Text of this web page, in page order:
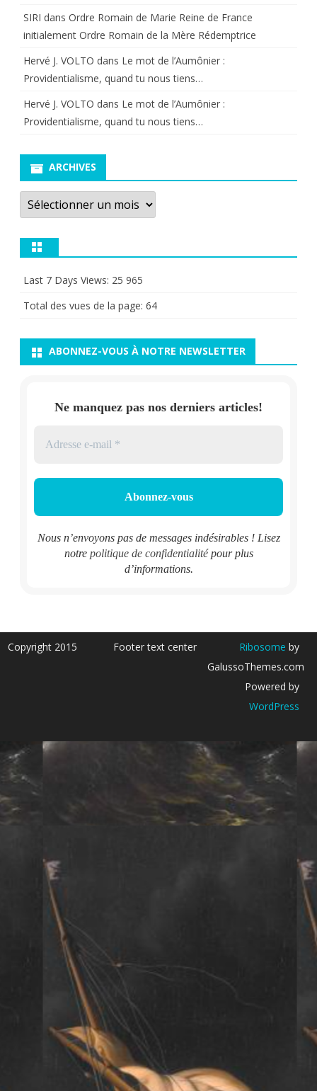
SIRI dans Ordre Romain de Marie Reine de France
initialement Ordre Romain de la Mère Rédemptrice
Hervé J. VOLTO dans Le mot de l’Aumônier :
Providentialisme, quand tu nous tiens…
Hervé J. VOLTO dans Le mot de l’Aumônier :
Providentialisme, quand tu nous tiens…
ARCHIVES
Archives
Last 7 Days Views: 25 965
Total des vues de la page: 64
ABONNEZ-VOUS À NOTRE NEWSLETTER
Ne manquez pas nos derniers articles!
Nous n’envoyons pas de messages indésirables ! Lisez
notre politique de confidentialitépour plus
d’informations.
Copyright 2015 Footer text center Ribosome by
GalussoThemes.com
Powered by
WordPress